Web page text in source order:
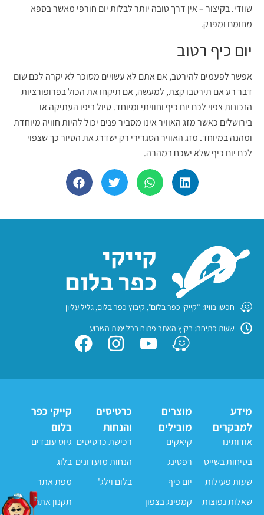
שוודי. בקיצור – אין דרך טובה יותר לבלות יום חורפי מאשר בספא
מחומם ומפנק.
יום כיף רטוב
אפשר לפעמים להירטב, אם אתם לא עשויים מסוכר לא יקרה לכם שום
דבר רע אם תירטבו קצת, למעשה, אם תיקחו את הכול בפרופורציות
הנכונות צפוי לכם יום כיף וחוויתי ומיוחד. טיול ביפו העתיקה או
בירושלים כאשר מזג האוויר אינו מסביר פנים יכול להיות חוויה מיוחדת
ומהנה במיוחד. מזג האוויר הסגרירי רק ישדרג את הסיור כך שצפוי
לכם יום כיף שלא ישכח במהרה.
מידע
למבקרים
אודותינו
בטיחות בשייט
שעות פעילות
שאלות נפוצות
מוצרים
מובילים
קיאקים
רפטינג
יום כיף
קמפינג בצפון
כרטיסים
והנחות
רכישת כרטיסים
הנחות מועדונים
בלום וילג'
קייקי כפר
בלום
גיוס עובדים
בלוג
מפת אתר
תקנון אתר
חפשו בוויז: "קייקי כפר בלום", קיבוץ כפר בלום, גליל עליון
שעות פתיחה: בקיץ האתר פתוח בכל ימות השבוע